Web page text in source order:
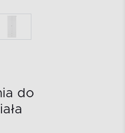
do